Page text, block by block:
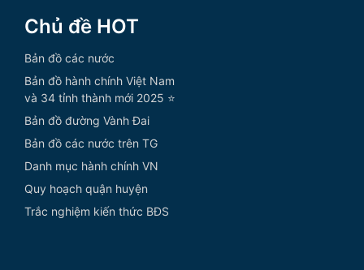
Chủ đề HOT
Bản đồ các nước
Bản đồ hành chính Việt Nam
và 34 tỉnh thành mới 2025 ⭐
Bản đồ đường Vành Đai
Bản đồ các nước trên TG
Danh mục hành chính VN
Quy hoạch quận huyện
Trắc nghiệm kiến thức BĐS